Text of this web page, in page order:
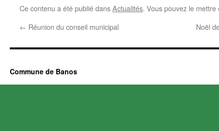
Ce contenu a été publié dansActualités. Vous pouvez le
← Réunion du conseil municipal Noël
Commune de Banos